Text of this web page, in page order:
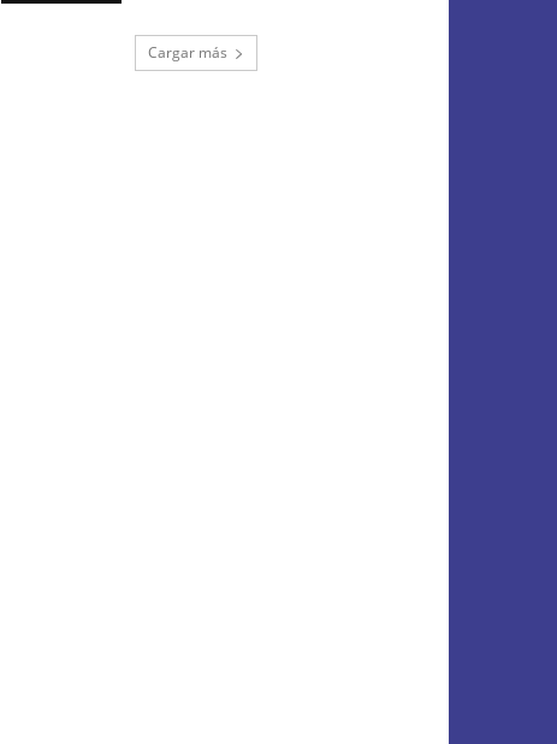
Cargar más